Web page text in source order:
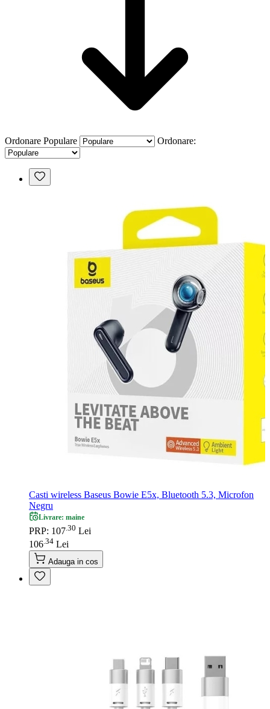
Ordonare Populare Ordonare:
Casti wireless Baseus Bowie E5x, Bluetooth 5.3, Microfon
Negru
Livrare: maine
PRP: 107 30 Lei
106.34 Lei
Adauga in cos